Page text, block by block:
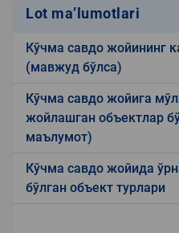
Lot ma’lumotlari
Кўчма савдо жойининг
(мавжуд бўлса)
Кўчма савдо жойига
жойлашган объектлар
маълумот)
Кўчма савдо жойида
бўлган объект турлари